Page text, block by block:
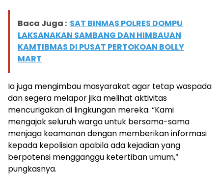
Baca Juga : SAT BINMAS POLRES DOMPU
LAKSANAKAN SAMBANG DAN HIMBAUAN
KAMTIBMAS DI PUSAT PERTOKOAN BOLLY
MART
Ia juga mengimbau masyarakat agar tetap waspada
dan segera melapor jika melihat aktivitas
mencurigakan di lingkungan mereka. “Kami
mengajak seluruh warga untuk bersama-sama
menjaga keamanan dengan memberikan informasi
kepada kepolisian apabila ada kejadian yang
berpotensi mengganggu ketertiban umum,”
pungkasnya.